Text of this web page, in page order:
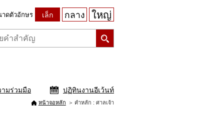
ดตัวอักษร เล็ก กลาง ใหญ่
มร่วมมือ ปฏิทินงานอีเว้นท์
หน้าจอหลัก คำหลัก : ศาลเจ้า